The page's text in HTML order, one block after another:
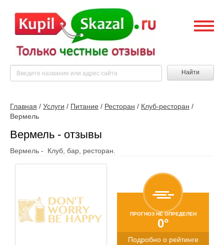
Найти
Главная / Услуги / Питание / Ресторан / Клуб-ресторан /
Вермель
Вермель - отзывы
Вермель - Клуб, бар, ресторан.
ПРОГНОЗ НЕ ОПРЕДЕЛЕН
0°
Подробно о рейтинге